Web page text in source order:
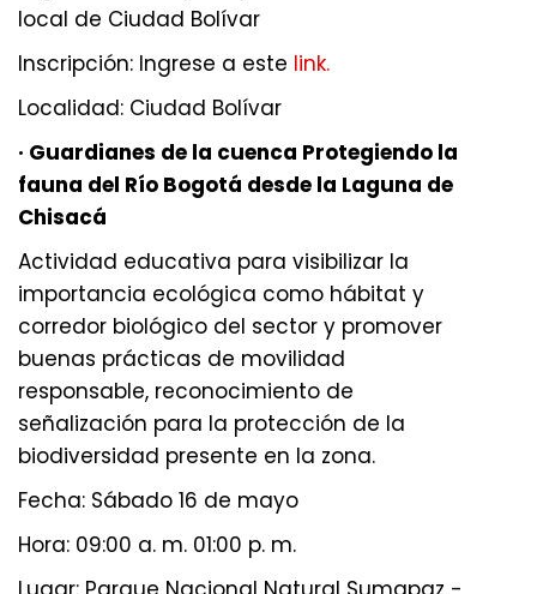
local de Ciudad Bolívar
Inscripción: Ingrese a este link.
Localidad: Ciudad Bolívar
· Guardianes de la cuenca Protegiendo la
fauna del Río Bogotá desde la Laguna de
Chisacá
Actividad educativa para visibilizar la
importancia ecológica como hábitat y
corredor biológico del sector y promover
buenas prácticas de movilidad
responsable, reconocimiento de
señalización para la protección de la
biodiversidad presente en la zona.
Fecha: Sábado 16 de mayo
Hora: 09:00 a. m. 01:00 p. m.